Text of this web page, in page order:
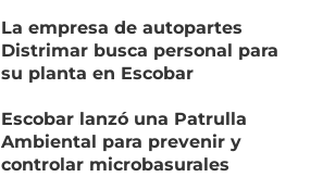
La empresa de autopartes
Distrimar busca personal para
su planta en Escobar
Escobar lanzó una Patrulla
Ambiental para prevenir y
controlar microbasurales